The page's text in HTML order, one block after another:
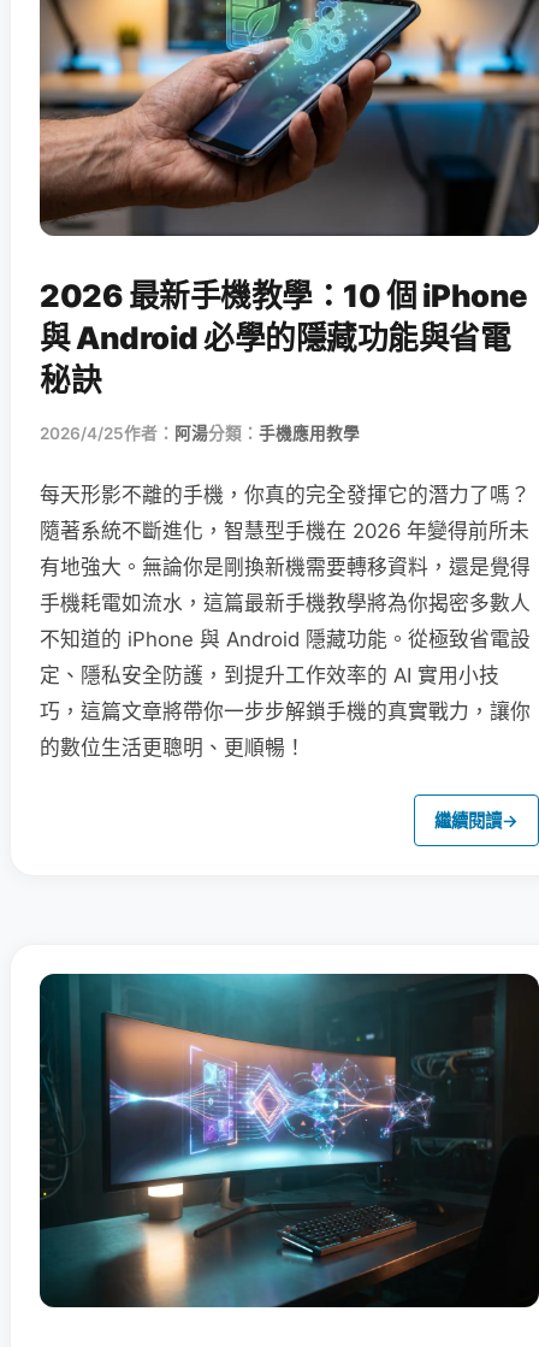
2026 最新手機教學：10 個 iPhone
與 Android 必學的隱藏功能與省電
秘訣
2026/4/25作者： 阿湯分類： 手機應用教學
每天形影不離的手機，你真的完全發揮它的潛力了嗎？
隨著系統不斷進化，智慧型手機在 2026 年變得前所未
有地強大。無論你是剛換新機需要轉移資料，還是覺得
手機耗電如流水，這篇最新手機教學將為你揭密多數人
不知道的 iPhone 與 Android 隱藏功能。從極致省電設
定、隱私安全防護，到提升工作效率的 AI 實用小技
巧，這篇文章將帶你一步步解鎖手機的真實戰力，讓你
的數位生活更聰明、更順暢！
繼續閱讀→